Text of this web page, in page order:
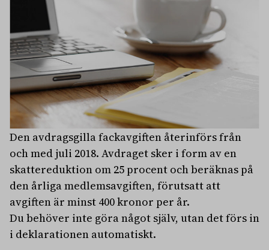
Den avdragsgilla fackavgiften återinförs från
och med juli 2018. Avdraget sker i form av en
skattereduktion om 25 procent och beräknas på
den årliga medlemsavgiften, förutsatt att
avgiften är minst 400 kronor per år.
Du behöver inte göra något själv, utan det förs in
i deklarationen automatiskt.